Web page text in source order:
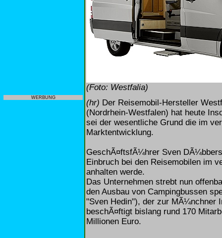
WERBUNG
(Foto: Westfalia)
(hr) Der Reisemobil-Hersteller
(Nordrhein-Westfalen) hat heute
sei der wesentliche Grund die im
Marktentwicklung.
GeschÃ¤ftsfÃ¼hrer Sven
Einbruch bei den Reisemobilen im
anhalten werde.
Das Unternehmen strebt nun
den Ausbau von Campingbussen
"Sven Hedin"), der zur MÃ¼nchner
beschÃ¤ftigt bislang rund 170
Millionen Euro.